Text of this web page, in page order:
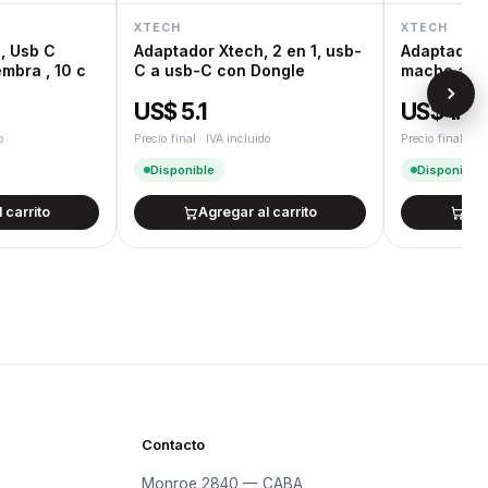
Usb C
, 10 c
carrito
XTECH
Adaptador Xtech, 2 en 1, usb-
C a usb-C con Dongle
US$ 5.1
Precio final · IVA incluido
Disponible
Agregar al carrito
XTECH
Adaptador
macho a
US$ 1.5
Precio final ·
Disponible
Contacto
Monroe 2840 — CABA